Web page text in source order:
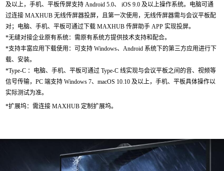
及以上，手机、平板传屏支持 Android 5.0、 iOS 9.0 及以上操作系统。电脑可通
过连接 MAXHUB 无线传屏器投屏，且第一次使用，无线传屏器需与会议平板配
对；电脑、手机、平板可通过下载 MAXHUB 传屏助手 APP 实现投屏。
*无缝对接企业原有系统：需原有系统方提供技术支持和配合。
*支持丰富应用下载使用：可支持 Windows、 Android 系统下的第三方应用进行下
载、安装。
*Type-C ：电脑、手机、平板可通过 Type-C 线实现与会议平板之间的音、视频等
信号传输， PC 端支持 Windows 7、 macOS 10.10 及以上，手机、平板具体操作以
实际测试为准。
*扩展坞：需连接 MAXHUB 定制扩展坞。